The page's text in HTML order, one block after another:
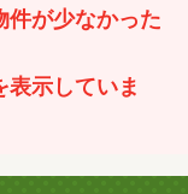
件が少なかった
表示していま